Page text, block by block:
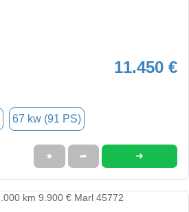
11.450 €
67 kw (91 PS)
★ ➦ ➜